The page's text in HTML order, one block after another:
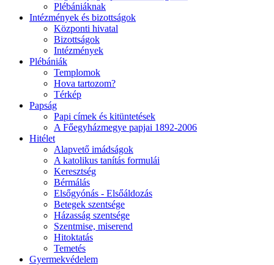
Plébániáknak
Intézmények és bizottságok
Központi hivatal
Bizottságok
Intézmények
Plébániák
Templomok
Hova tartozom?
Térkép
Papság
Papi címek és kitüntetések
A Főegyházmegye papjai 1892-2006
Hitélet
Alapvető imádságok
A katolikus tanítás formulái
Keresztség
Bérmálás
Elsőgyónás - Elsőáldozás
Betegek szentsége
Házasság szentsége
Szentmise, miserend
Hitoktatás
Temetés
Gyermekvédelem